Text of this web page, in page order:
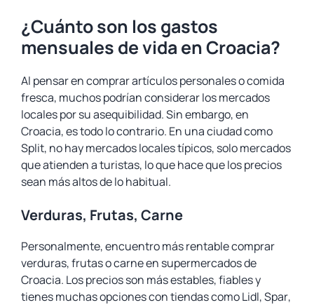
¿Cuánto son los gastos
mensuales de vida en Croacia?
Al pensar en comprar artículos personales o comida
fresca, muchos podrían considerar los mercados
locales por su asequibilidad. Sin embargo, en
Croacia, es todo lo contrario. En una ciudad como
Split, no hay mercados locales típicos, solo mercados
que atienden a turistas, lo que hace que los precios
sean más altos de lo habitual.
Verduras, Frutas, Carne
Personalmente, encuentro más rentable comprar
verduras, frutas o carne en supermercados de
Croacia. Los precios son más estables, fiables y
tienes muchas opciones con tiendas comoLidl,Spar,